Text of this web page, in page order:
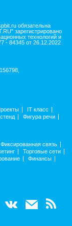
обязательна
зарегистрировано
технологий и
- 84345 от 26.12.2022
IT класс
Фигура речи
Фиксированная связь
Торговые сети
Финансы